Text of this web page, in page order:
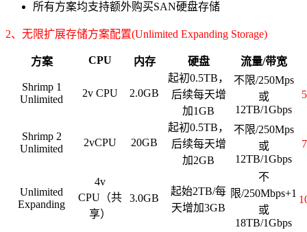
所有方案均支持额外购买SAN硬盘存储
2、无限扩展存储方案配置(Unlimited Expanding Storage)
方案 CPU 内存 硬盘 流量/带宽
Shrimp 1
Unlimited
2v CPU 2.0GB
起初0.5TB，
后续每天增
加1GB
不限/250Mps
或
12TB/1Gbps
Shrimp 2
Unlimited
2vCPU 20GB
起初0.5TB，
后续每天增
加2GB
不限/250Mps
或
12TB/1Gbps
Unlimited
Expanding
4v
CPU（共
享）
3.0GB
起始2TB/每
天增加3GB
不
限/250Mbps+1
或
18TB/1Gbps